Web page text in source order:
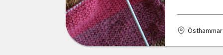
Karlstad
Kinna Östhammar